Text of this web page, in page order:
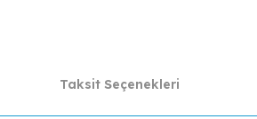
Taksit Seçenekleri